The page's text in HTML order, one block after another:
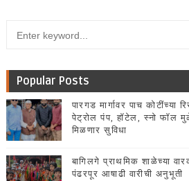
Popular Posts
पारगड मार्गावर पाच कोटींच्या
पेट्रोल पंप, हॉटेल, स्नो फॉल
मिळणार सुविधा
बागिलगे प्राथमिक शाळेच्या
पंढरपूर आषाढी वारीची अनुभूती